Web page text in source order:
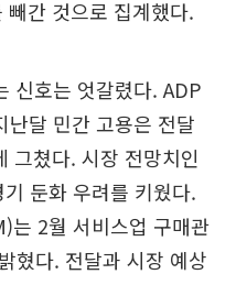
간 것으로 집계했다.
신호는 엇갈렸다. ADP
난달 민간 고용은 전달
그쳤다. 시장 전망치인
둔화 우려를 키웠다.
는 2월 서비스업 구매관
혔다. 전달과 시장 예상